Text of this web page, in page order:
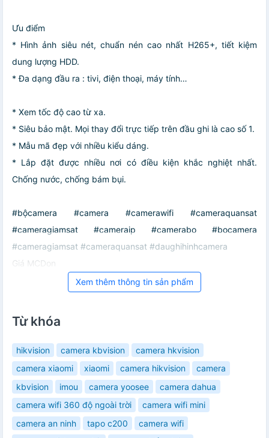
Ưu điểm
* Hình ảnh siêu nét, chuẩn nén cao nhất H265+, tiết kiệm
dung lượng HDD.
* Đa dạng đầu ra : tivi, điện thoại, máy tính…
* Xem tốc độ cao từ xa.
* Siêu bảo mật. Mọi thay đổi trực tiếp trên đầu ghi là cao số 1.
* Mẫu mã đẹp với nhiều kiểu dáng.
* Lắp đặt được nhiều nơi có điều kiện khắc nghiệt nhất.
Chống nước, chống bám bụi.
#bộcamera #camera #camerawifi #cameraquansat
#cameragiamsat #cameraip #camerabo #bocamera
#cameragiamsat #cameraquansat #daughihinhcamera
Giá MCDon
Xem thêm thông tin sản phẩm
Từ khóa
hikvision camera kbvision
camera hkvision
camera xiaomi
xiaomi camera hikvision
camera
kbvision
imou camera yoosee
camera dahua
camera wifi 360 độ ngoài trời
camera wifi mini
camera an ninh
tapo c200
camera wifi